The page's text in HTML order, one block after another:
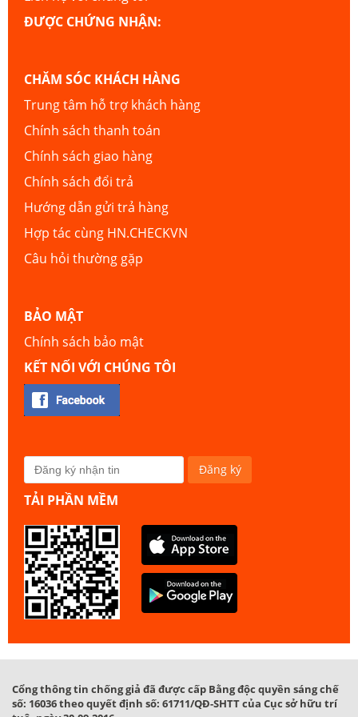
ĐƯỢC CHỨNG NHẬN:
CHĂM SÓC KHÁCH HÀNG
Trung tâm hỗ trợ khách hàng
Chính sách thanh toán
Chính sách giao hàng
Chính sách đổi trả
Hướng dẫn gửi trả hàng
Hợp tác cùng HN.CHECKVN
Câu hỏi thường gặp
BẢO MẬT
Chính sách bảo mật
KẾT NỐI VỚI CHÚNG TÔI
TẢI PHẦN MỀM
Cổng thông tin chống giả đã được cấp Bằng độc quyền sáng chế
số: 16036 theo quyết định số: 61711/QĐ-SHTT của Cục sở hữu trí